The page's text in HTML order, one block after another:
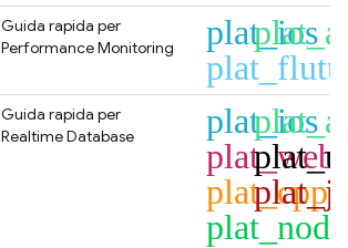
Guida rapida per
Performance Monitoring
plat_ios
Guida rapida per
Realtime Database
plat_ios
plat_web
plat_cpp
plat_node